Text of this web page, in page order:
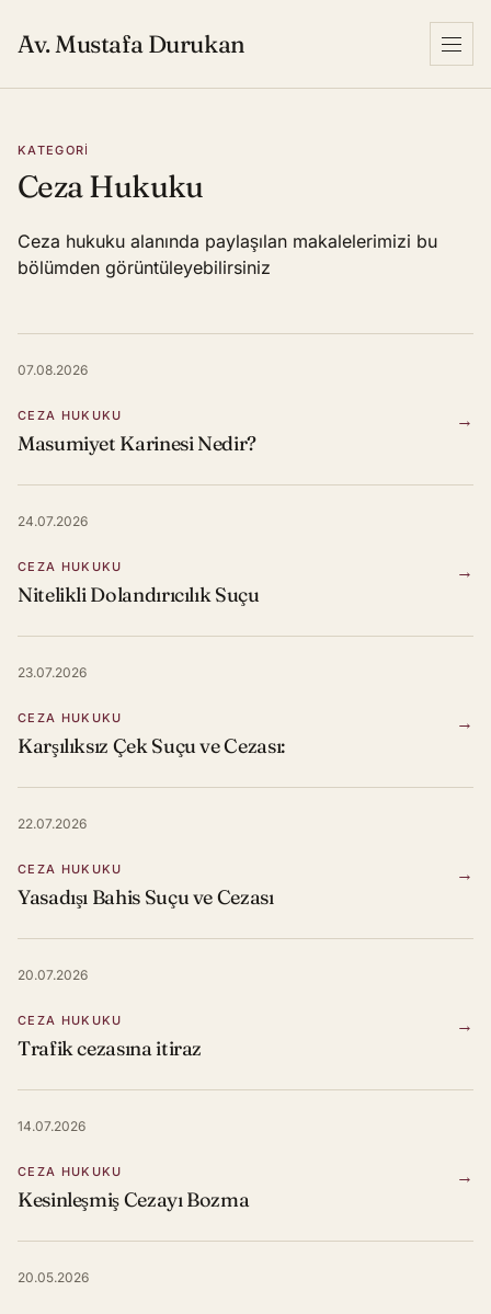
Av. Mustafa Durukan
KATEGORI
Ceza Hukuku
Ceza hukuku alanında paylaşılan makalelerimizi bu
bölümden görüntüleyebilirsiniz
07.08.2026
CEZA HUKUKU
Masumiyet Karinesi Nedir?
→
24.07.2026
CEZA HUKUKU
Nitelikli Dolandırıcılık Suçu
→
23.07.2026
CEZA HUKUKU
Karşılıksız Çek Suçu ve Cezası:
→
22.07.2026
CEZA HUKUKU
Yasadışı Bahis Suçu ve Cezası
→
20.07.2026
CEZA HUKUKU
Trafik cezasına itiraz
→
14.07.2026
CEZA HUKUKU
Kesinleşmiş Cezayı Bozma
→
20.05.2026